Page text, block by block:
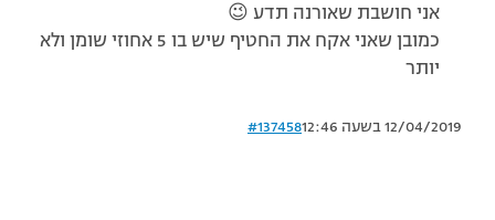
אני חושבת שאורנה תדע 😉
כמובן שאני אקח את החטיף שיש בו 5 אחוזי שומן ולא
יותר
12/04/2019 בשעה 12:46 #137458